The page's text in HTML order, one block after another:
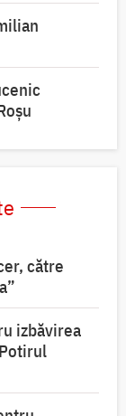
către
izbăvirea